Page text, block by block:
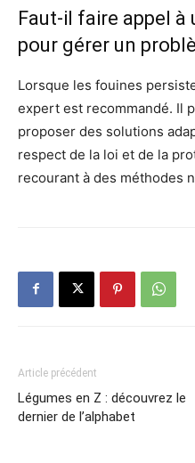
Faut-il faire appel
pour gérer un
Lorsque les fouines
expert est recommandé. Il
proposer des solutions
respect de la loi et de la
recourant à des méthodes
Article précédent
Légumes en Z : découvrez le
dernier de l’alphabet